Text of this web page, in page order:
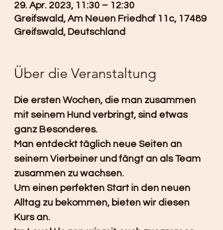
29. Apr. 2023, 11:30 – 12:30
Greifswald, Am Neuen Friedhof 11c, 17489
Greifswald, Deutschland
Über die Veranstaltung
Die ersten Wochen, die man zusammen
mit seinem Hund verbringt, sind etwas
ganz Besonderes.
Man entdeckt täglich neue Seiten an
seinem Vierbeiner und fängt an als Team
zusammen zu wachsen.
Um einen perfekten Start in den neuen
Alltag zu bekommen, bieten wir diesen
Kurs an.